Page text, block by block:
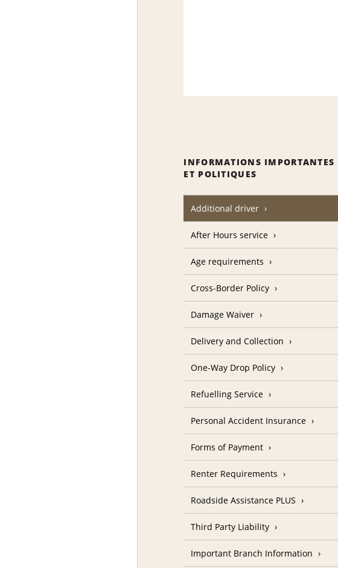
INFORMATIONS IMPORTANTES
ET POLITIQUES
Additional driver
After Hours service
Age requirements
Cross-Border Policy
Damage Waiver
Delivery and Collection
One-Way Drop Policy
Refuelling Service
Personal Accident Insurance
Forms of Payment
Renter Requirements
Roadside Assistance PLUS
Third Party Liability
Important Branch Information